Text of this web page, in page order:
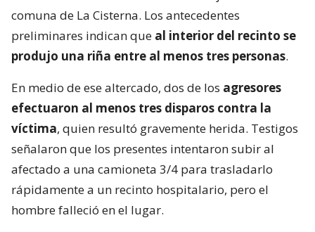
comuna de La Cisterna. Los antecedentes
preliminares indican que al interior del recinto se
produjo una riña entre al menos tres personas.
En medio de ese altercado, dos de los agresores
efectuaron al menos tres disparos contra la
víctima, quien resultó gravemente herida. Testigos
señalaron que los presentes intentaron subir al
afectado a una camioneta 3/4 para trasladarlo
rápidamente a un recinto hospitalario, pero el
hombre falleció en el lugar.